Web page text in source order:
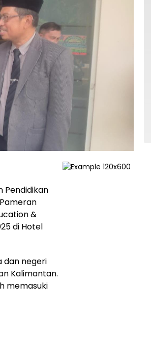
Pendidikan
&
di Hotel
dan negeri
Kalimantan.
memasuki